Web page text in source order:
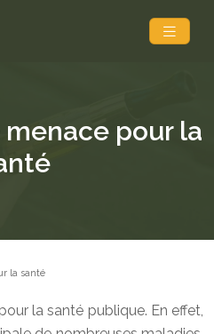
pour la
la santé
la santé publique. En effet,